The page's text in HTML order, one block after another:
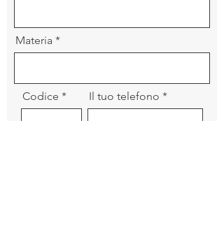
Materia
Codice Il tuo telefono